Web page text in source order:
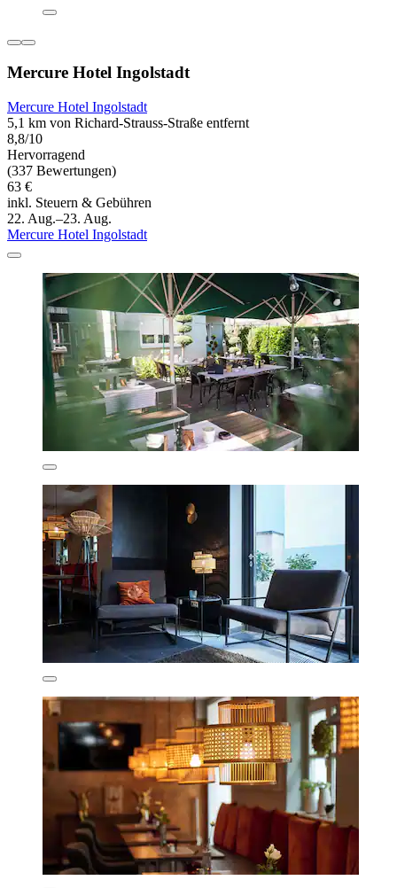
Mercure Hotel Ingolstadt
Mercure Hotel Ingolstadt
5,1 km von Richard-Strauss-Straße entfernt
8,8/10
Hervorragend
(337 Bewertungen)
63 €
inkl. Steuern & Gebühren
22. Aug.–23. Aug.
Mercure Hotel Ingolstadt